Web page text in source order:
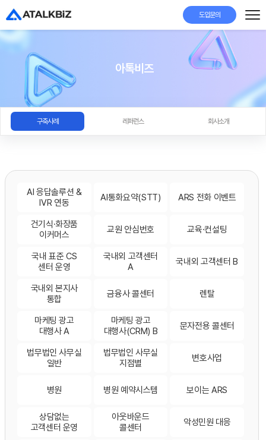
도입문의
아톡비즈
구축사례 레퍼런스 회사소개
AI 응답솔루션 &
IVR 연동
AI통화요약(STT) ARS 전화 이벤트
건기식·화장품
이커머스
교원 안심번호 교육·컨설팅
국내 표준 CS
센터 운영
국내외 고객센터
A
국내외 고객센터 B
국내외 본지사
통합
금융사 콜센터 렌탈
마케팅 광고
대행사 A
마케팅 광고
대행사(CRM) B
문자전용 콜센터
법무법인 사무실
일반
법무법인 사무실
지점별
변호사업
병원 병원 예약시스템 보이는 ARS
상담없는
고객센터 운영
아웃바운드
콜센터
악성민원 대응